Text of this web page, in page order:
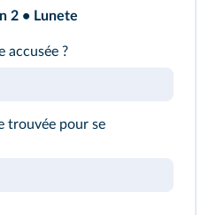
2 • Lunete
accusée ?
trouvée pour se